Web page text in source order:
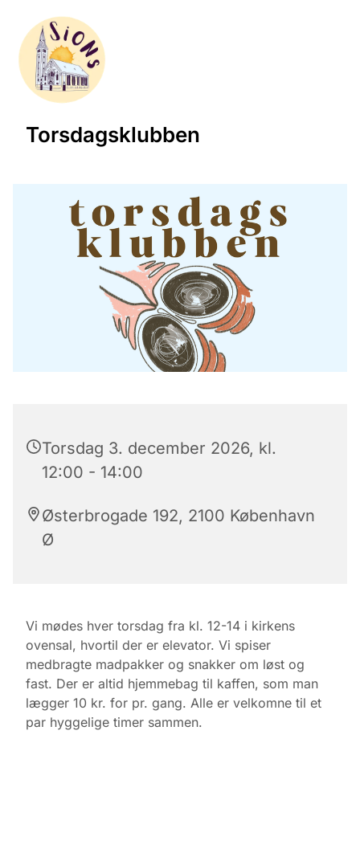
Torsdagsklubben
Torsdag 3. december 2026, kl.
12:00 - 14:00
Østerbrogade 192, 2100 København
Ø
Vi mødes hver torsdag fra kl. 12-14 i kirkens
ovensal, hvortil der er elevator. Vi spiser
medbragte madpakker og snakker om løst og
fast. Der er altid hjemmebag til kaffen, som man
lægger 10 kr. for pr. gang. Alle er velkomne til et
par hyggelige timer sammen.